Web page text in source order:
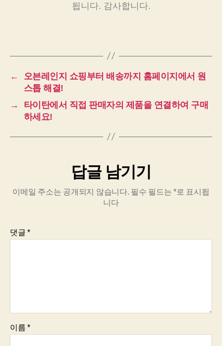
됩니다. 감사합니다.
←
오븐레인지 쇼핑부터 배송까지 홈페이지에서 원
스톱 해결!
→
타이탄에서 직접 판매자의 제품을 연결하여 구매
하세요!
답글 남기기
이메일 주소는 공개되지 않습니다. 필수 필드는*로 표시됩
니다
댓글*
이름*